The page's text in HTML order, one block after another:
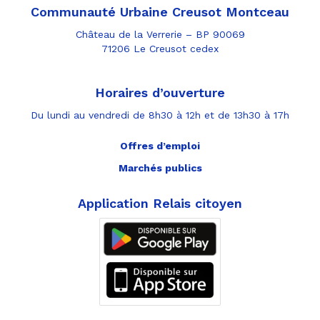
Communauté Urbaine Creusot Montceau
Château de la Verrerie – BP 90069
71206 Le Creusot cedex
Horaires d’ouverture
Du lundi au vendredi de 8h30 à 12h et de 13h30 à 17h
Offres d’emploi
Marchés publics
Application Relais citoyen